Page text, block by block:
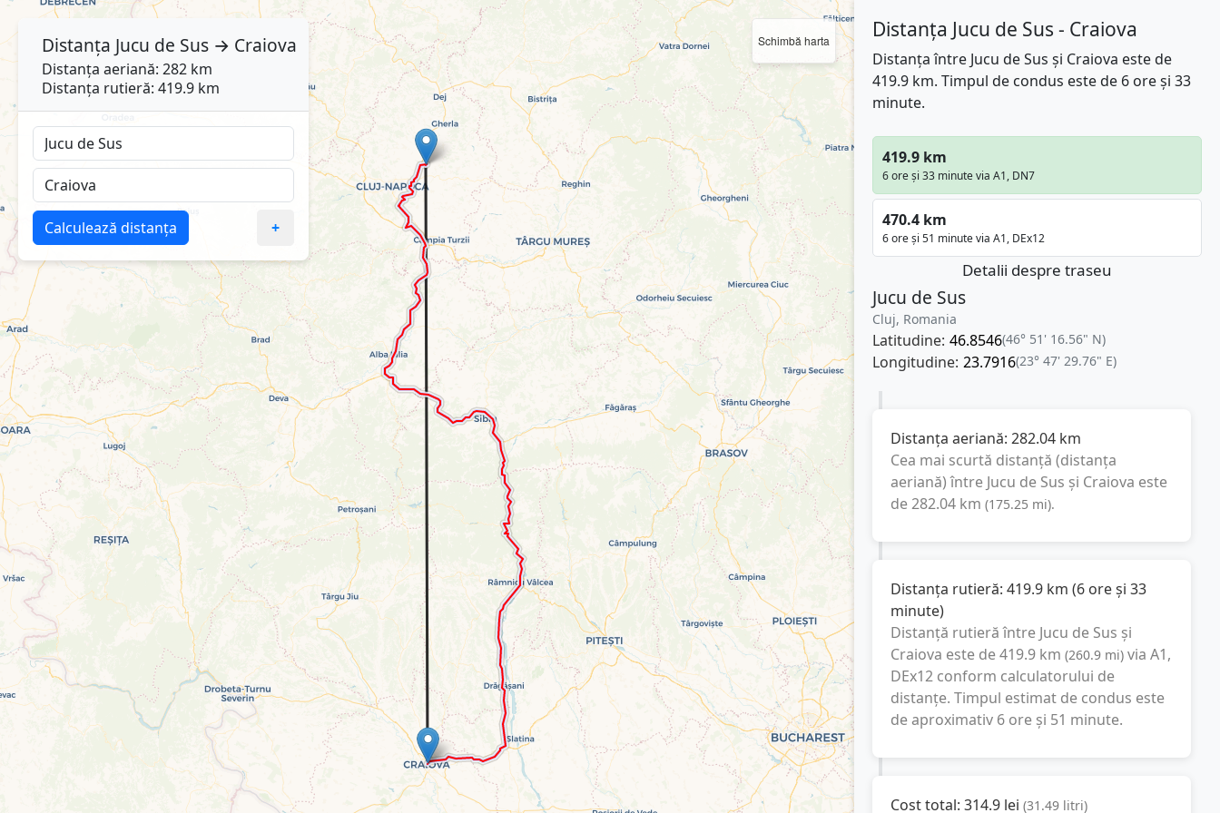
Schimbă harta Distanța Jucu de Sus - Craiova
Distanța între Jucu de Sus și Craiova este de
419.9 km. Timpul de condus este de 6 ore și 33
minute.
419.9 km
6 ore și 33 minute via A1, DN7
470.4 km
6 ore și 51 minute via A1, DEx12
Detalii despre traseu
Jucu de Sus
Cluj, Romania
Latitudine: 46.8546(46° 51' 16.56" N)
Longitudine: 23.7916(23° 47' 29.76" E)
Distanța aeriană: 282.04 km
Cea mai scurtă distanță (distanța
aeriană) între Jucu de Sus și Craiova este
de282.04 km (175.25 mi).
Distanța rutieră: 419.9 km (6 ore și 33
minute)
Distanță rutieră între Jucu de Sus și
Craiova este de419.9 km (260.9 mi) via A1,
DEx12conform calculatorului de
distanțe. Timpul estimat de condus este
de aproximativ 6 ore și 51 minute.
Cost total: 314.9 lei (31.49 litri)
Distanța Jucu de Sus → Craiova
Distanța aeriană: 282 km
Distanța rutieră: 419.9 km
Calculează distanța +